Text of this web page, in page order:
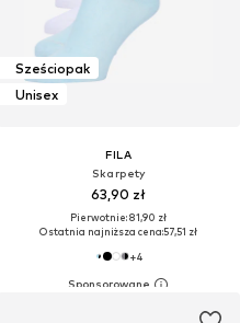
Sześciopak
Unisex
FILA
Skarpety
63,90 zł
Pierwotnie: 81,90 zł
Ostatnia najniższa cena:57,51 zł
+4